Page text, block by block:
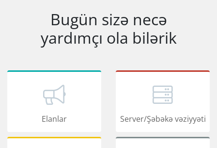
Bugün sizə necə
yardımçı ola bilərik
Elanlar Server/Şəbəkə vəziyyəti